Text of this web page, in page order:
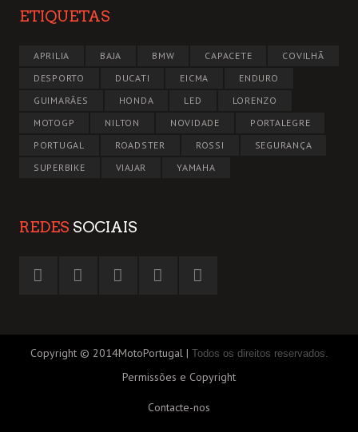
ETIQUETAS
APRILIA BAJA BMW CAPACETE
COVILHÃ
DESPORTO
DUCATI EICMA
ENDURO
GUIMARÃES
HONDA LED
LORENZO
MOTOGP
NILTON NOVIDADE
PORTALEGRE
PORTUGAL
ROADSTER ROSSI
SEGURANÇA
SUPERBIKE
VIAJAR YAMAHA
REDES SOCIAIS
Copyright © 2014MotoPortugal | Todos os direitos reservados.
Permissões e Copyright
Contacte-nos